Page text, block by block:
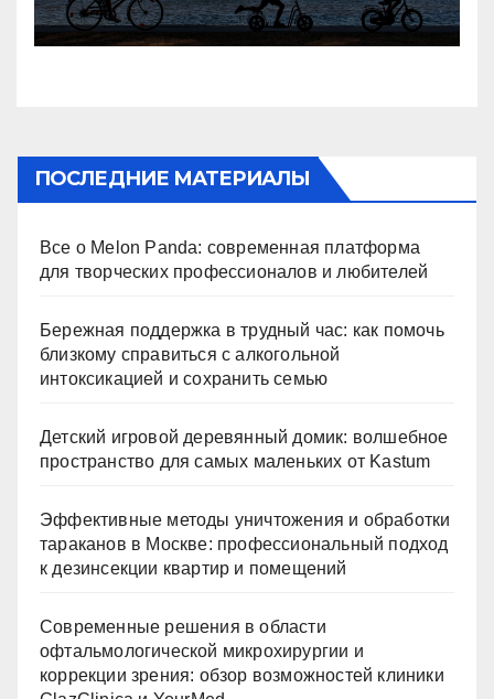
ПОСЛЕДНИЕ МАТЕРИАЛЫ
Все о Melon Panda: современная платформа
для творческих профессионалов и любителей
Бережная поддержка в трудный час: как помочь
близкому справиться с алкогольной
интоксикацией и сохранить семью
Детский игровой деревянный домик: волшебное
пространство для самых маленьких от Kastum
Эффективные методы уничтожения и обработки
тараканов в Москве: профессиональный подход
к дезинсекции квартир и помещений
Современные решения в области
офтальмологической микрохирургии и
коррекции зрения: обзор возможностей клиники